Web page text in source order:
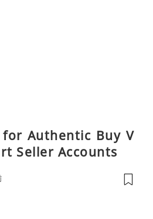
for Authentic Buy V
Seller Accounts